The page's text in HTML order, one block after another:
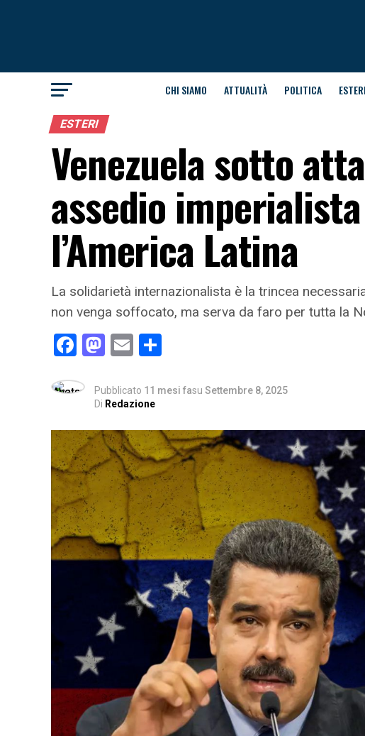
CHI SIAMO ATTUALITÀ POLITICA ESTERI
ESTERI
Venezuela sotto
assedio
l’America Latina
La solidarietà internazionalista è la trincea
non venga soffocato, ma serva da faro per tutta la
Facebook
Mastodon
Email
Pubblicato 11 mesi fasu Settembre 8, 2025
Di Redazione